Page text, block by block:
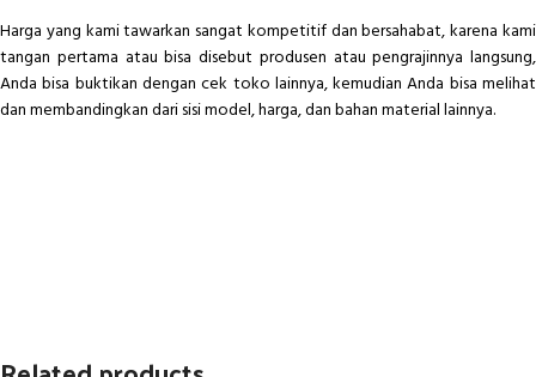
Harga yang kami tawarkan sangat kompetitif dan bersahabat, karena kami
tangan pertama atau bisa disebut produsen atau pengrajinnya langsung,
Anda bisa buktikan dengan cek toko lainnya, kemudian Anda bisa melihat
dan membandingkan dari sisi model, harga, dan bahan material lainnya.